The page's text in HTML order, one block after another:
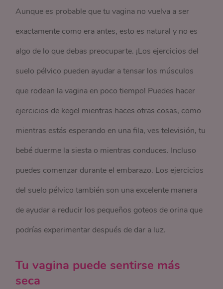
Aunque es probable que tu vagina no vuelva a ser
exactamente como era antes, esto es natural y no es
algo de lo que debas preocuparte. ¡Los ejercicios del
suelo pélvico pueden ayudar a tensar los músculos
que rodean la vagina en poco tiempo! Puedes hacer
ejercicios de kegel mientras haces otras cosas, como
mientras estás esperando en una fila, ves televisión, tu
bebé duerme la siesta o mientras conduces. Incluso
puedes comenzar durante el embarazo. Los ejercicios
del suelo pélvico también son una excelente manera
de ayudar a reducir los pequeños goteos de orina que
podrías experimentar después de dar a luz.
Tu vagina puede sentirse más
seca